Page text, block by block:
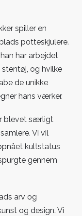
spiller en
potteskjulere.
har arbejdet
og hvilke
de unikke
hans værker.
blevet særligt
Vi vil
kultstatus
gennem
arv og
og design. Vi